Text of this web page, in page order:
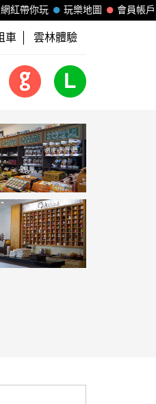
會員帳戶
玩樂地圖
網紅帶你玩
車 雲林體驗